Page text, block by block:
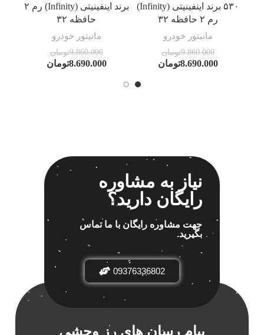
۵۳۰ برند اینفینیتی (Infinity)
رم ۲ حافظه ۳۲
مانیتور خودرو
9.860.000تومان
8.690.000تومان
برند اینفینیتی (Infinity) رم ۲
حافظه ۳۲
مانیتور خودرو
9.860.000تومان
8.690.000تومان
نیاز به مشاوره
رایگان دارید؟
جهت مشاوره رایگان با ما تماس
بگیرید.
09376336802
پیام رسان های رز وحشی